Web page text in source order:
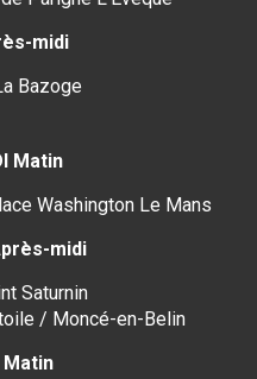
midi
Bazoge
Matin
Washington Le Mans
midi
Saturnin
/ Moncé-en-Belin
Matin